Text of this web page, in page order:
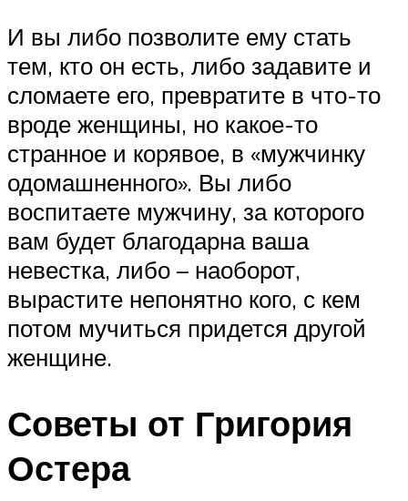
И вы либо позволите ему стать
тем, кто он есть, либо задавите и
сломаете его, превратите в что-то
вроде женщины, но какое-то
странное и корявое, в «мужчинку
одомашненного». Вы либо
воспитаете мужчину, за которого
вам будет благодарна ваша
невестка, либо – наоборот,
вырастите непонятно кого, с кем
потом мучиться придется другой
женщине.
Советы от Григория
Остера